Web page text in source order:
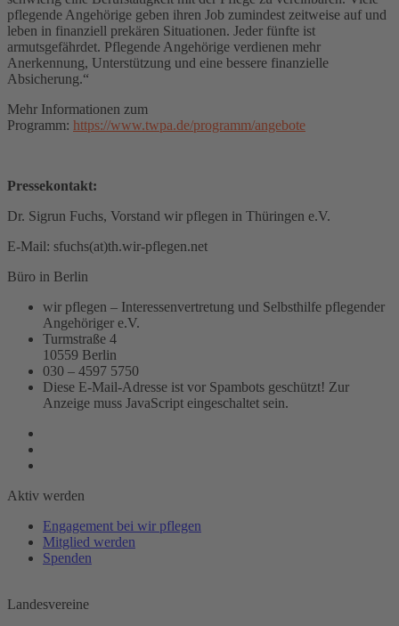
pflegende Angehörige geben ihren Job zumindest zeitweise auf und
leben in finanziell prekären Situationen. Jeder fünfte ist
armutsgefährdet. Pflegende Angehörige verdienen mehr
Anerkennung, Unterstützung und eine bessere finanzielle
Absicherung.“
Mehr Informationen zum
Programm: https://www.twpa.de/programm/angebote
Pressekontakt:
Dr. Sigrun Fuchs, Vorstand wir pflegen in Thüringen e.V.
E-Mail: sfuchs(at)th.wir-pflegen.net
Büro in Berlin
wir pflegen – Interessenvertretung und Selbsthilfe pflegender
Angehöriger e.V.
Turmstraße 4
10559 Berlin
030 – 4597 5750
Diese E-Mail-Adresse ist vor Spambots geschützt! Zur
Anzeige muss JavaScript eingeschaltet sein.
Aktiv werden
Engagement bei wir pflegen
Mitglied werden
Spenden
Landesvereine